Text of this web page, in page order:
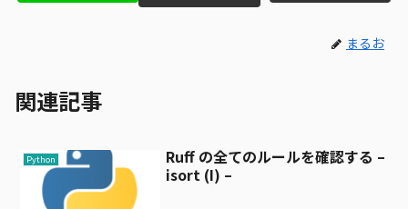
まるお
関連記事
Python
Ruff の全てのルールを確認する –
isort (I) –